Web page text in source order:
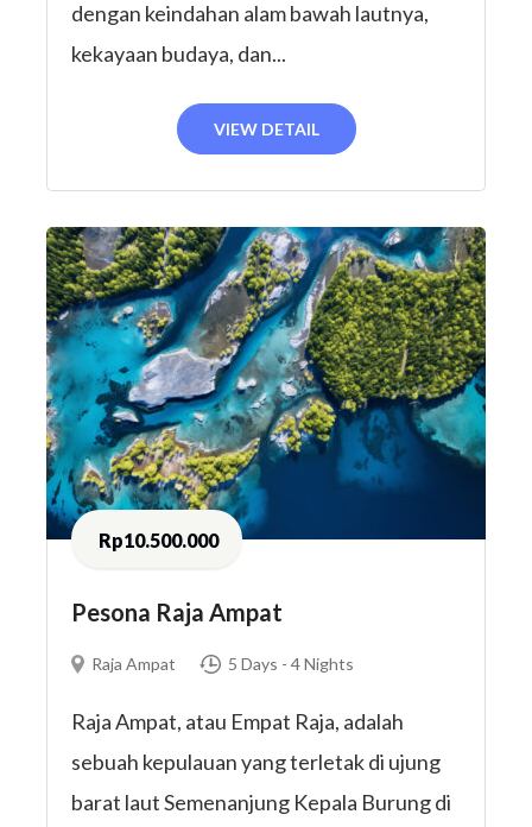
dengan keindahan alam bawah lautnya,
kekayaan budaya, dan...
VIEW DETAIL
Rp10.500.000
Pesona Raja Ampat
Raja Ampat 5 Days - 4 Nights
Raja Ampat, atau Empat Raja, adalah
sebuah kepulauan yang terletak di ujung
barat laut Semenanjung Kepala Burung di